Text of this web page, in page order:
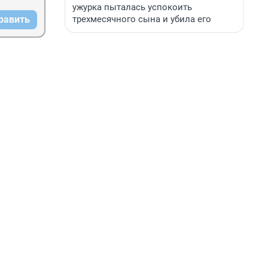
ужурка пыталась успокоить
трехмесячного сына и убила его